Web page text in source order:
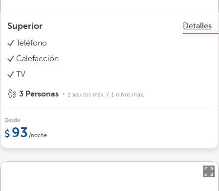
Superior
Detalles
Teléfono
Calefacción
TV
3 Personas 2 adultos máx. / 1 niños máx.
Desde
93 /noche